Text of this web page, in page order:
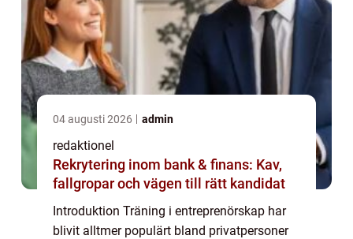
04 augusti 2026 admin
redaktionel
Rekrytering inom bank & finans: Kav,
fallgropar och vägen till rätt kandidat
Introduktion Träning i entreprenörskap har
blivit alltmer populärt bland privatpersoner